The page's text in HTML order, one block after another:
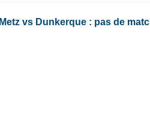
Metz vs Dunkerque : pas de